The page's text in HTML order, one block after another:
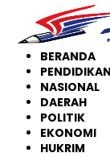
konten
BERANDA
PENDIDIKAN
NASIONAL
DAERAH
POLITIK
EKONOMI
HUKRIM